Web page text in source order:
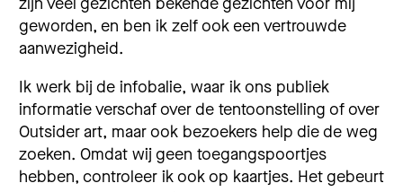
geworden, en ben ik zelf ook een vertrouwde
aanwezigheid.
Ik werk bij de infobalie, waar ik ons publiek
informatie verschaf over de tentoonstelling of over
Outsider art, maar ook bezoekers help die de weg
zoeken. Omdat wij geen toegangspoortjes
hebben, controleer ik ook op kaartjes. Het gebeurt